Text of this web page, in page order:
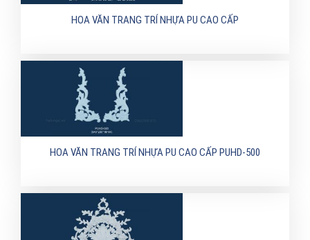
HOA VĂN TRANG TRÍ NHỰA PU CAO CẤP
HOA VĂN TRANG TRÍ NHỰA PU CAO CẤP PUHD-500